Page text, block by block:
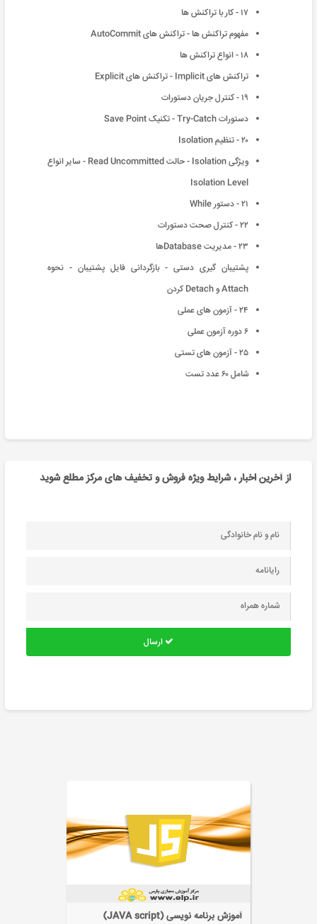
١٧ - کار با تراکنش ها
مفهوم تراکنش ها - تراکنش های AutoCommit
١٨ - انواع تراکنش ها
تراکنش های Implicit - تراکنش های Explicit
١٩ - کنترل جریان دستورات
دستورات Try-Catch - تکنیک Save Point
٢٠ - تنظیم Isolation
ویژگی Isolation - حالت Read Uncommitted - سایر انواع
Isolation Level
٢١ - دستور While
٢٢ - کنترل صحت دستورات
٢٣ - مدیریت Databaseها
پشتیبان گیری دستی - بازگردانی فایل پشتیبان - نحوه
Attach و Detach کردن
٢۴ - آزمون های عملی
۶ دوره آزمون عملی
٢۵ - آزمون های تستی
شامل ۶٠ عدد تست
از آخرین اخبار ، شرایط ویژه فروش و تخفیف های مرکز مطلع شوید
ارسال
آموزش نرم افزار بانک اطلاعاتی (Access)